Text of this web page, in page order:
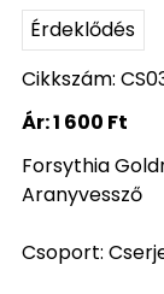
Érdeklődés
Cikkszám:
Ár:1 600 Ft
Forsythia
Aranyvessző
Csoport: